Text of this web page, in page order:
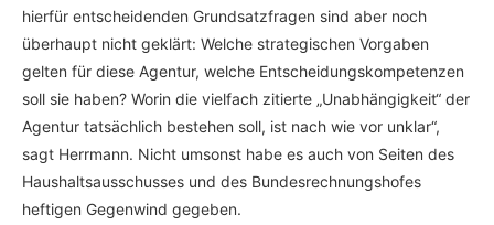
hierfür entscheidenden Grundsatzfragen sind aber noch
überhaupt nicht geklärt: Welche strategischen Vorgaben
gelten für diese Agentur, welche Entscheidungskompetenzen
soll sie haben? Worin die vielfach zitierte „Unabhängigkeit“ der
Agentur tatsächlich bestehen soll, ist nach wie vor unklar“,
sagt Herrmann. Nicht umsonst habe es auch von Seiten des
Haushaltsausschusses und des Bundesrechnungshofes
heftigen Gegenwind gegeben.